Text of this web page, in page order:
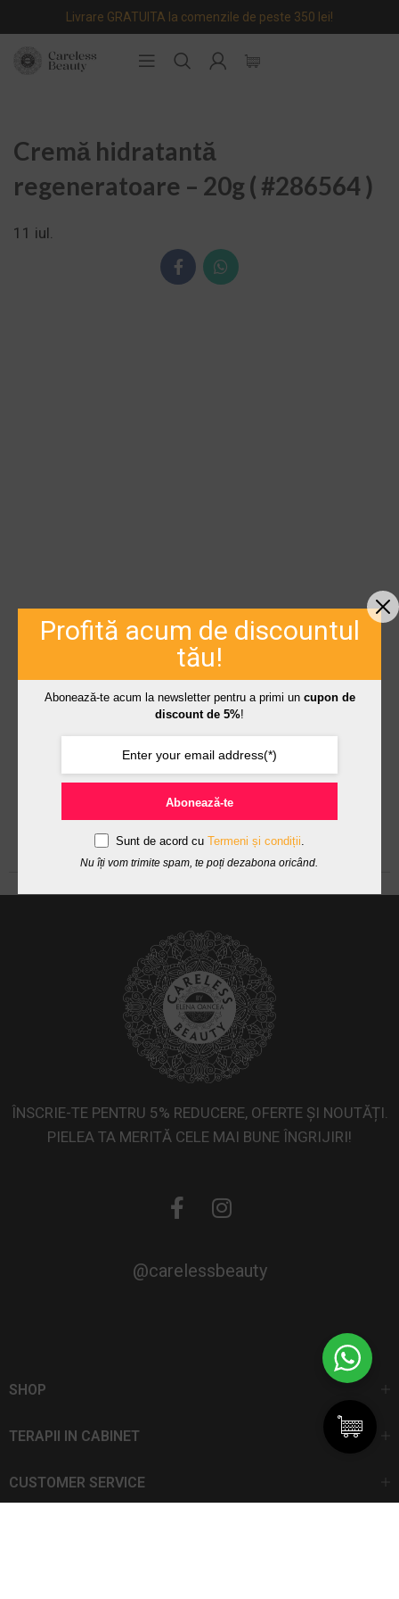
Livrare GRATUITA la comenzile de peste 350 lei!
Cremă hidratantă
regeneratoare – 20g ( #286564 )
11 iul.
ÎNSCRIE-TE PENTRU 5% REDUCERE, OFERTE ȘI NOUTĂȚI.
PIELEA TA MERITĂ CELE MAI BUNE ÎNGRIJIRI!
@carelessbeauty
SHOP
TERAPII IN CABINET
CUSTOMER SERVICE
Profită acum de discountul
tău!
Abonează-te acum la newsletter pentru a primi un cupon de
discount de 5%!
Abonează-te
Sunt de acord cu Termeni și condiții.
Nu îți vom trimite spam, te poți dezabona oricând.